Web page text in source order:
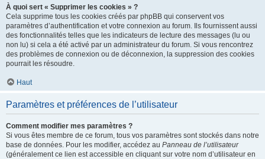
À quoi sert « Supprimer les cookies » ?
Cela supprime tous les cookies créés par phpBB qui conservent vos
paramètres d’authentification et votre connexion au forum. Ils fournissent aussi
des fonctionnalités telles que les indicateurs de lecture des messages (lu ou
non lu) si cela a été activé par un administrateur du forum. Si vous rencontrez
des problèmes de connexion ou de déconnexion, la suppression des cookies
pourrait les résoudre.
Haut
Paramètres et préférences de l’utilisateur
Comment modifier mes paramètres ?
Si vous êtes membre de ce forum, tous vos paramètres sont stockés dans notre
base de données. Pour les modifier, accédez au Panneau de l’utilisateur
(généralement ce lien est accessible en cliquant sur votre nom d’utilisateur en